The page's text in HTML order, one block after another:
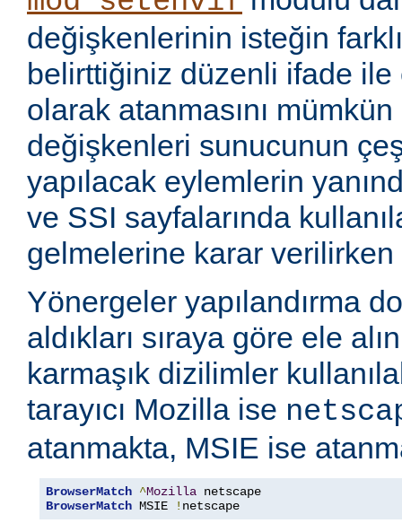
değişkenlerinin isteğin
belirttiğiniz düzenli ifade ile
olarak atanmasını
değişkenleri sunucunun
yapılacak eylemlerin
ve SSI sayfalarında
gelmelerine karar verilirken
Yönergeler yapılandırma
aldıkları sıraya göre ele
karmaşık dizilimler
tarayıcı Mozilla ise
atanmakta, MSIE ise
BrowserMatch ^Mozilla
BrowserMatch MSIE ! netscape